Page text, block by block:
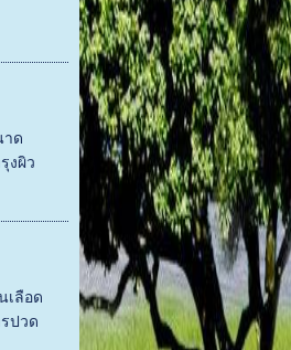
าด
งผิว
เลือด
ปวด